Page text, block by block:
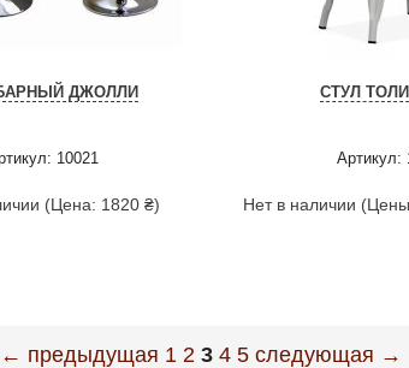
ДЖОЛЛИ
10021
(Цена: 1820 ₴)
СТУЛ
Артикул:
Нет в наличии
← предыдущая 1 2 3 4 5 следующая →